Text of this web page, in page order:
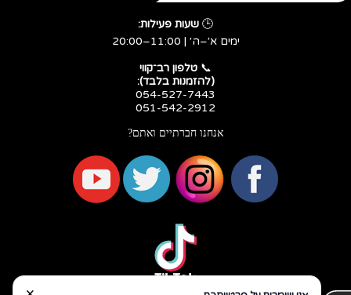
🕒 שעות פעילות:
ימים א׳–ה׳ | 11:00–20:00
​​​​​​​📞 טלפון רב־קווי
(להזמנות בלבד):
054-527-7443
051-542-2912
אנחנו חברתיים ואתם?